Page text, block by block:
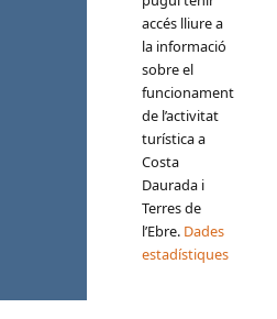
accés lliure a
la informació
sobre el
funcionament
de l’activitat
turística a
Costa
Daurada i
Terres de
l’Ebre. Dades
estadístiques
(Vila-seca) i
Tarragona.